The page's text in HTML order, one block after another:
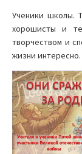
Ученики школы.
хорошисты и
творчеством и
жизни